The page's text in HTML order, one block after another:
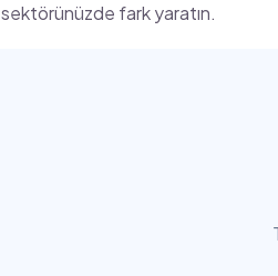
fark yaratın.